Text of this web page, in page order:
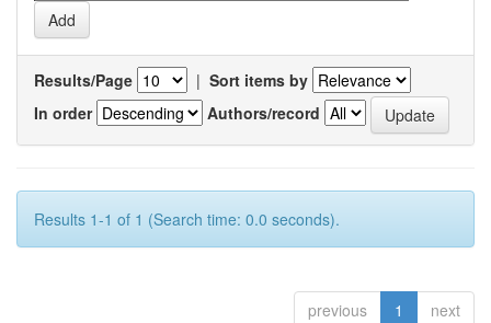
Results/Page | Sort items by
In order
Authors/record
Results 1-1 of 1 (Search time: 0.0 seconds).
previous 1 next